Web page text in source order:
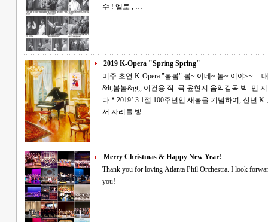
수 ! 엘토 , …
2019 K-Opera "Spring Spring"
미주 초연 K-Opera "봄봄" 봄~ 이네~ 봄~ 이야~~ 대한민국 창작 오페라! 김유정의 단편소설
&lt;봄봄&gt;, 이건용:작. 곡 윤현지:음악감독 박. 민:지. 휘 Atlanta Phil’ Opera Orchestra * 초대합니
다 * 2019’ 3.1절 100주년인 새봄을 기념하여, 신년 K-오페라 "봄봄"연주회를 공연합니다. 오셔
서 자리를 빛…
Merry Christmas & Happy New Year!
Thank you for loving Atlanta Phil Orchestra. I look forward to a creative program in the new year. Thank
you!